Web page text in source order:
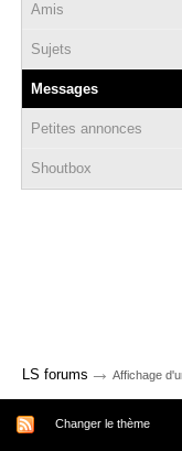
Amis
Sujets
Messages
Petites annonces
Shoutbox
LS forums → Affichage
Changer le thème